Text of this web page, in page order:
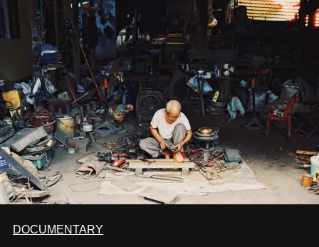
nhất của xu hướng này.
DOCUMENTARY